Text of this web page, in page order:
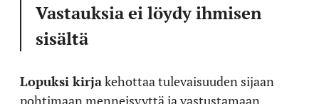
Vastauksia ei löydy ihmisen
sisältä
Lopuksi kirjakehottaa tulevaisuuden sijaan
pohtimaan menneisyyttä ja vastustamaan